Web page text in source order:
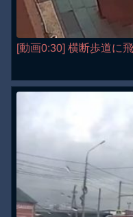
[動画0:30] 横断歩道に